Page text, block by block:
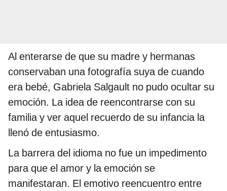
Al enterarse de que su madre y hermanas
conservaban una fotografía suya de cuando
era bebé, Gabriela Salgault no pudo ocultar su
emoción. La idea de reencontrarse con su
familia y ver aquel recuerdo de su infancia la
llenó de entusiasmo.
La barrera del idioma no fue un impedimento
para que el amor y la emoción se
manifestaran. El emotivo reencuentro entre